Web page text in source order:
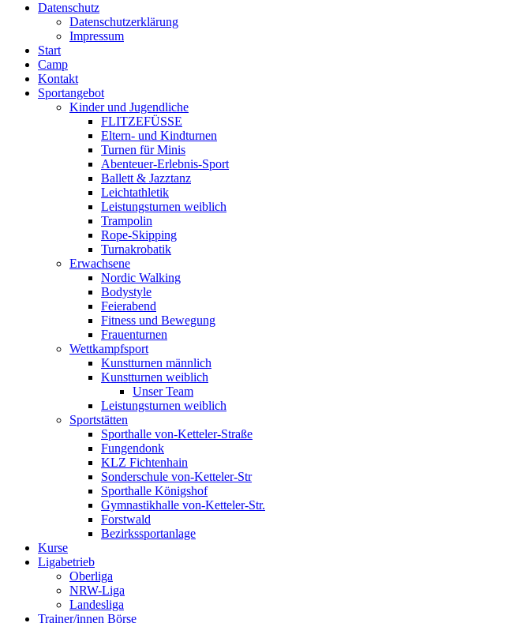
Datenschutz
Datenschutzerklärung
Impressum
Start
Camp
Kontakt
Sportangebot
Kinder und Jugendliche
FLITZEFÜSSE
Eltern- und Kindturnen
Turnen für Minis
Abenteuer-Erlebnis-Sport
Ballett & Jazztanz
Leichtathletik
Leistungsturnen weiblich
Trampolin
Rope-Skipping
Turnakrobatik
Erwachsene
Nordic Walking
Bodystyle
Feierabend
Fitness und Bewegung
Frauenturnen
Wettkampfsport
Kunstturnen männlich
Kunstturnen weiblich
Unser Team
Leistungsturnen weiblich
Sportstätten
Sporthalle von-Ketteler-Straße
Fungendonk
KLZ Fichtenhain
Sonderschule von-Ketteler-Str
Sporthalle Königshof
Gymnastikhalle von-Ketteler-Str.
Forstwald
Bezirkssportanlage
Kurse
Ligabetrieb
Oberliga
NRW-Liga
Landesliga
Trainer/innen Börse